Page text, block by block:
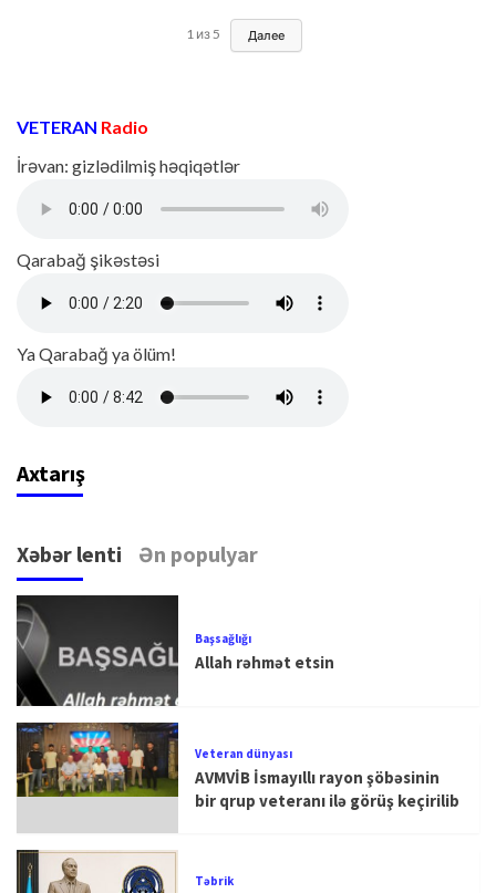
1 из 5 Далее
VETERAN Radio
İrəvan: gizlədilmiş həqiqətlər
Qarabağ şikəstəsi
Ya Qarabağ ya ölüm!
Axtarış
Xəbər lenti Ən populyar
Başsağlığı
Allah rəhmət etsin
Veteran dünyası
AVMVİB İsmayıllı rayon şöbəsinin
bir qrup veteranı ilə görüş keçirilib
Təbrik